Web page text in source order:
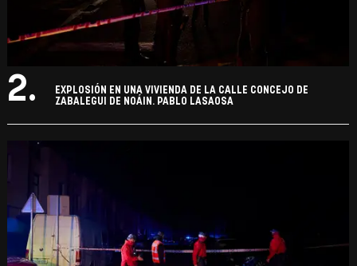
2.
EXPLOSIÓN EN UNA VIVIENDA DE LA CALLE CONCEJO DE
ZABALEGUI DE NOÁIN. PABLO LASAOSA